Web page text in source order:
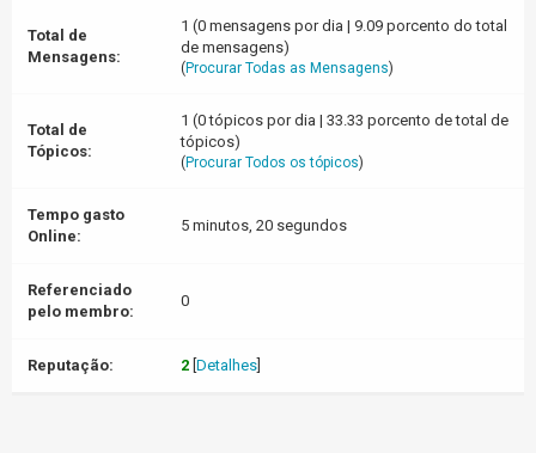
Total de
Mensagens:
1 (0 mensagens por dia | 9.09 porcento do total
de mensagens)
( Procurar Todas as Mensagens)
Total de
Tópicos:
1 (0 tópicos por dia | 33.33 porcento de total de
tópicos)
( Procurar Todos os tópicos)
Tempo gasto
Online:
5 minutos, 20 segundos
Referenciado
pelo membro:
0
Reputação: 2 Detalhes